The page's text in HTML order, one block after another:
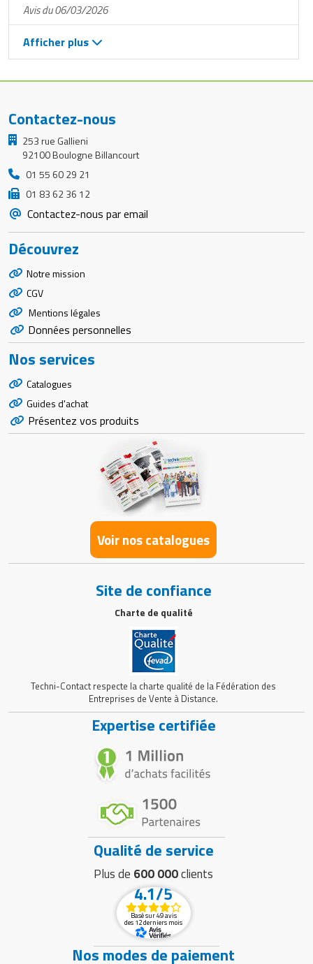
Avis du 06/03/2026
Afficher plus
Contactez-nous
253 rue Gallieni
92100 Boulogne Billancourt
01 55 60 29 21
01 83 62 36 12
Contactez-nous par email
Découvrez
Notre mission
CGV
Mentions légales
Données personnelles
Nos services
Catalogues
Guides d'achat
Présentez vos produits
Voir nos catalogues
Site de confiance
Charte de qualité
Techni-Contact respecte la charte qualité de la Fédération des
Entreprises de Vente à Distance.
Expertise certifiée
Qualité de service
Plus de 600 000clients
4.1/5
Basé sur 49 avis
des 12 derniers mois
Nos modes de paiement